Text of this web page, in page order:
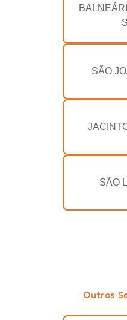
SÃO
SÃO
Outros